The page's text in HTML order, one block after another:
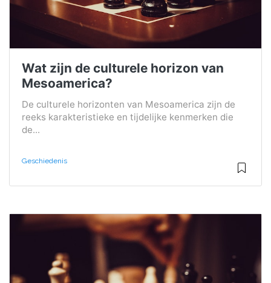
Wat zijn de culturele horizon van
Mesoamerica?
De culturele horizonten van Mesoamerica zijn de
reeks karakteristieke en tijdelijke kenmerken die
de...
Geschiedenis